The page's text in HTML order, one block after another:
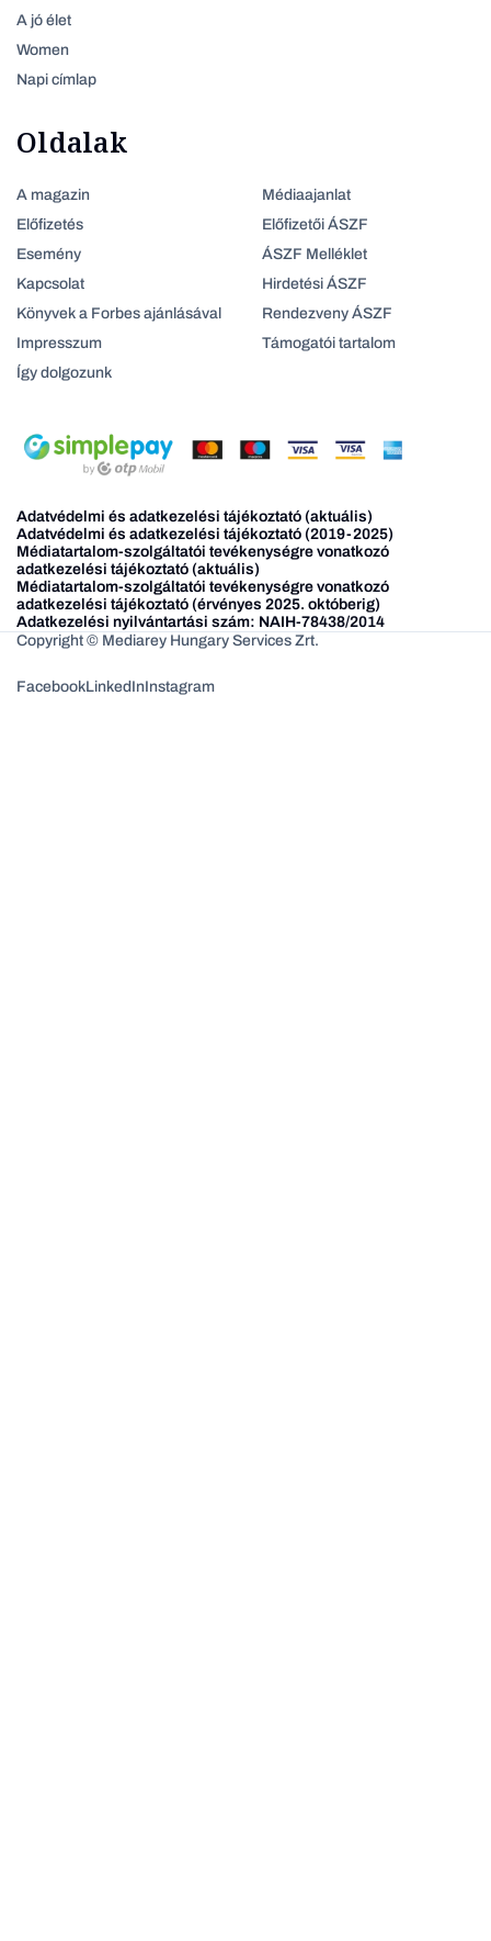
A jó élet
Women
Napi címlap
Oldalak
A magazin
Előfizetés
Esemény
Kapcsolat
Könyvek a Forbes ajánlásával
Impresszum
Így dolgozunk
Médiaajanlat
Előfizetői ÁSZF
ÁSZF Melléklet
Hirdetési ÁSZF
Rendezveny ÁSZF
Támogatói tartalom
Adatvédelmi és adatkezelési tájékoztató (aktuális)
Adatvédelmi és adatkezelési tájékoztató (2019-2025)
Médiatartalom-szolgáltatói tevékenységre vonatkozó
adatkezelési tájékoztató (aktuális)
Médiatartalom-szolgáltatói tevékenységre vonatkozó
adatkezelési tájékoztató (érvényes 2025. októberig)
Adatkezelési nyilvántartási szám: NAIH-78438/2014
Copyright © Mediarey Hungary Services Zrt.
FacebookLinkedInInstagram